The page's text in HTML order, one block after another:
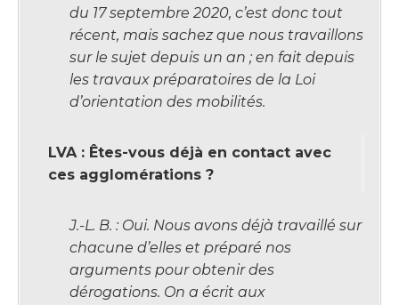
du 17 septembre 2020, c’est donc tout
récent, mais sachez que nous travaillons
sur le sujet depuis un an ; en fait depuis
les travaux préparatoires de la Loi
d’orientation des mobilités.
LVA : Êtes-vous déjà en contact avec
ces agglomérations ?
J.-L. B. : Oui. Nous avons déjà travaillé sur
chacune d’elles et préparé nos
arguments pour obtenir des
dérogations. On a écrit aux